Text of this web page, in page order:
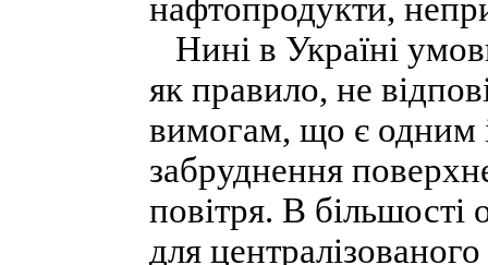
нафтопродукти,
Нині в Україні
як правило, не
вимогам, що є одним
забруднення
повітря. В більшості
для централізованого